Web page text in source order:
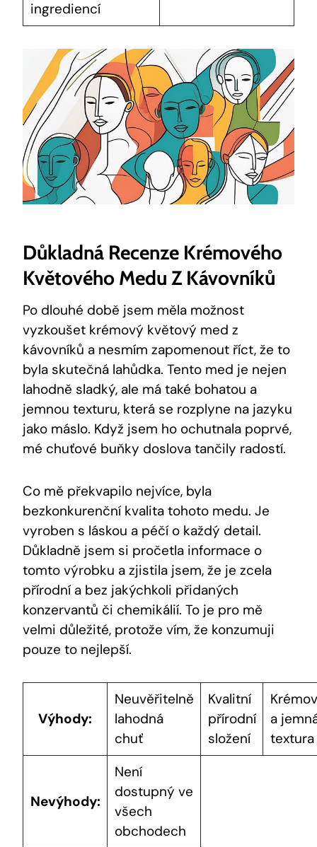
ingrediencí
Důkladná Recenze Krémového
Květového Medu Z Kávovníků
Po dlouhé době jsem měla možnost
vyzkoušet krémový květový med z
kávovníků a nesmím zapomenout říct, že to
byla skutečná lahůdka. Tento med je nejen
lahodně sladký, ale má také bohatou a
jemnou texturu, která se rozplyne na jazyku
jako máslo. Když jsem ho ochutnala poprvé,
mé chuťové buňky doslova tančily radostí.
Co mě překvapilo nejvíce, byla
bezkonkurenční kvalita tohoto medu. Je
vyroben s láskou a péčí o každý detail.
Důkladně jsem si pročetla informace o
tomto výrobku a zjistila jsem, že je zcela
přírodní a bez jakýchkoli přidaných
konzervantů či chemikálií. To je pro mě
velmi důležité, protože vím, že konzumuji
pouze to nejlepší.
Výhody:
Neuvěřitelně
lahodná
chuť
Kvalitní
přírodní
složení
a
textura
Nevýhody:
Není
dostupný ve
všech
obchodech